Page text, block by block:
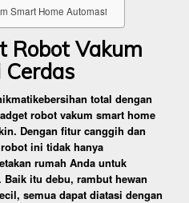
Smart Home Automasi
Robot Vakum
total dengan
robot vakum smart home
Dengan fitur canggih dan
ini tidak hanya
rumah Anda untuk
itu debu, rambut hewan
semua dapat diatasi dengan